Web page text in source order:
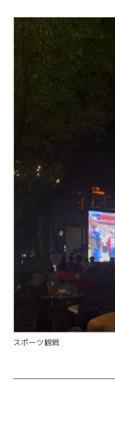
スポーツ観戦